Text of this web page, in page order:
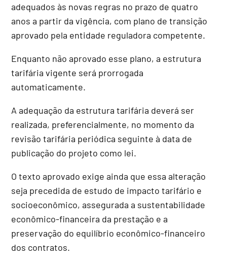
adequados às novas regras no prazo de quatro
anos a partir da vigência, com plano de transição
aprovado pela entidade reguladora competente.
Enquanto não aprovado esse plano, a estrutura
tarifária vigente será prorrogada
automaticamente.
A adequação da estrutura tarifária deverá ser
realizada, preferencialmente, no momento da
revisão tarifária periódica seguinte à data de
publicação do projeto como lei.
O texto aprovado exige ainda que essa alteração
seja precedida de estudo de impacto tarifário e
socioeconômico, assegurada a sustentabilidade
econômico-financeira da prestação e a
preservação do equilíbrio econômico-financeiro
dos contratos.